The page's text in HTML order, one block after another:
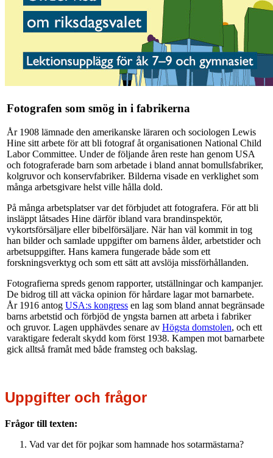
Fotografen som smög in i fabrikerna
År 1908 lämnade den amerikanske läraren och sociologen Lewis
Hine sitt arbete för att bli fotograf åt organisationen National Child
Labor Committee. Under de följande åren reste han genom USA
och fotograferade barn som arbetade i bland annat bomullsfabriker,
kolgruvor och konservfabriker. Bilderna visade en verklighet som
många arbetsgivare helst ville hålla dold.
På många arbetsplatser var det förbjudet att fotografera. För att bli
insläppt låtsades Hine därför ibland vara brandinspektör,
vykortsförsäljare eller bibelförsäljare. När han väl kommit in tog
han bilder och samlade uppgifter om barnens ålder, arbetstider och
arbetsuppgifter. Hans kamera fungerade både som ett
forskningsverktyg och som ett sätt att avslöja missförhållanden.
Fotografierna spreds genom rapporter, utställningar och kampanjer.
De bidrog till att väcka opinion för hårdare lagar mot barnarbete.
År 1916 antog USA:s kongress en lag som bland annat begränsade
barns arbetstid och förbjöd de yngsta barnen att arbeta i fabriker
och gruvor. Lagen upphävdes senare av Högsta domstolen, och ett
varaktigare federalt skydd kom först 1938. Kampen mot barnarbete
gick alltså framåt med både framsteg och bakslag.
Uppgifter och frågor
Frågor till texten:
Vad var det för pojkar som hamnade hos sotarmästarna?